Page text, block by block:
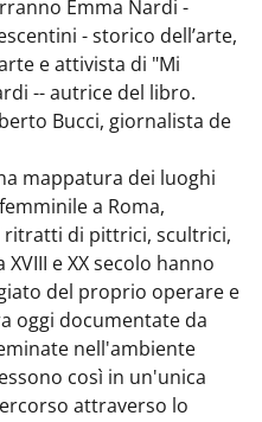
Emma Nardi -
- storico dell’arte,
e attivista di "Mi
-- autrice del libro.
Bucci, giornalista de
mappatura dei luoghi
a Roma,
ritratti di pittrici, scultrici,
e XX secolo hanno
del proprio operare e
oggi documentate da
nell'ambiente
così in un'unica
attraverso lo